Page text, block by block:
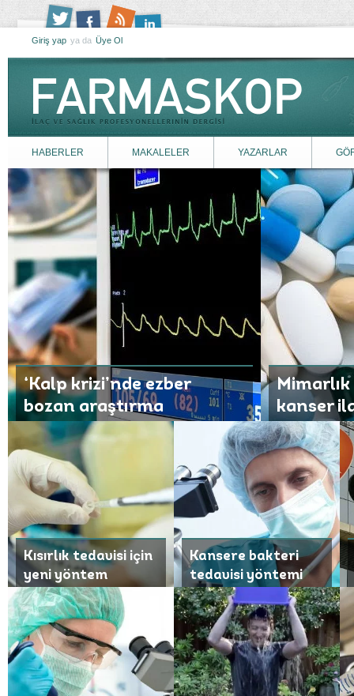
Giriş yap ya da Üye Ol
HABERLER MAKALELER YAZARLAR
‘Kalp krizi’nde ezber
bozan araştırma
kanser
aranıyor
Kısırlık tedavisi için
yeni yöntem
Kansere bakteri
tedavisi yöntemi
geliştirildi